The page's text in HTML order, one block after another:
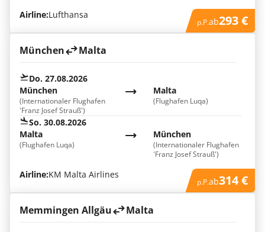
Airline:Lufthansa
p.P.ab293 €
München Malta
Do. 27.08.2026
München
(Internationaler Flughafen
'Franz Josef Strauß')
Malta
(Flughafen Luqa)
So. 30.08.2026
München
(Internationaler Flughafen
'Franz Josef Strauß')
Malta
(Flughafen Luqa)
Airline:KM Malta Airlines
p.P.ab314 €
Memmingen Allgäu Malta